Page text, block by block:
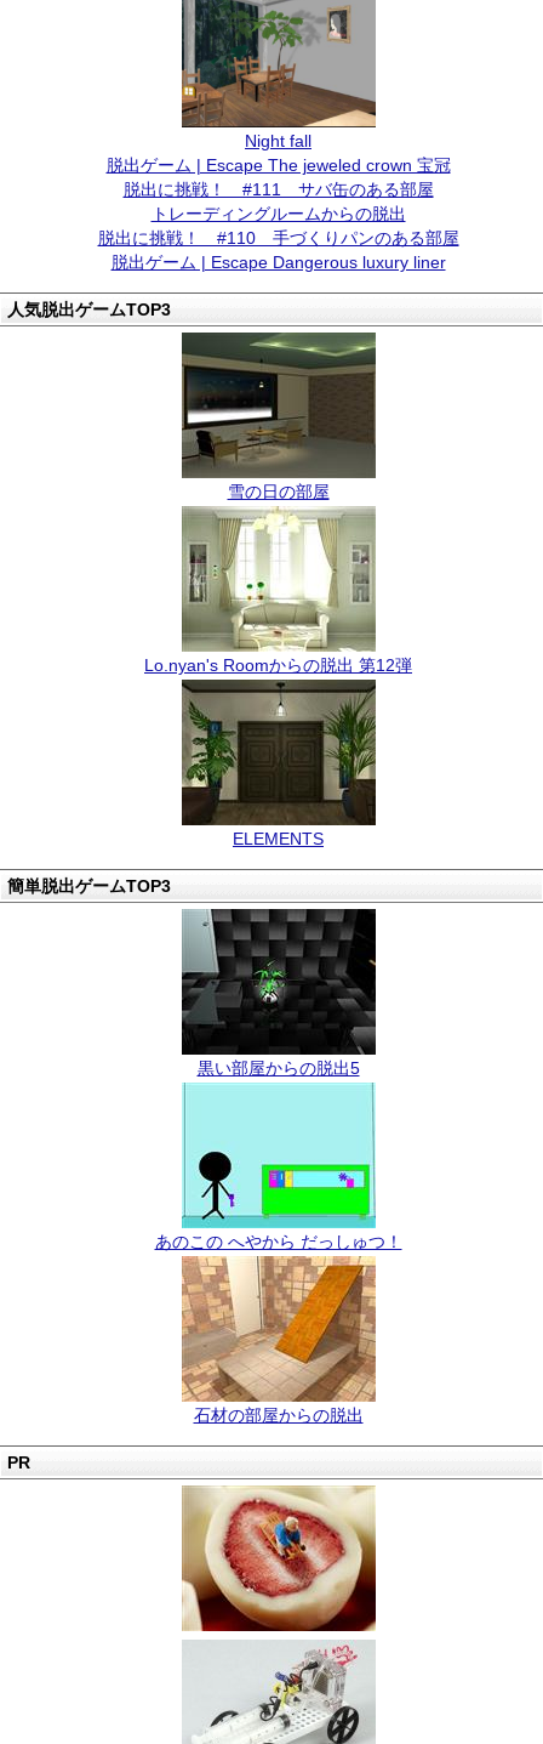
Night fall
脱出ゲーム | Escape The jeweled crown 宝冠
脱出に挑戦！ #111 サバ缶のある部屋
トレーディングルームからの脱出
脱出に挑戦！ #110 手づくりパンのある部屋
脱出ゲーム | Escape Dangerous luxury liner
人気脱出ゲームTOP3
雪の日の部屋
Lo.nyan's Roomからの脱出 第12弾
ELEMENTS
簡単脱出ゲームTOP3
黒い部屋からの脱出5
あのこの へやから だっしゅつ！
石材の部屋からの脱出
PR